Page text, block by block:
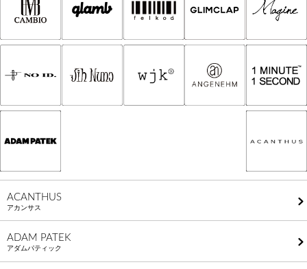
ACANTHUS
アカンサス
ADAM PATEK
アダムパティック